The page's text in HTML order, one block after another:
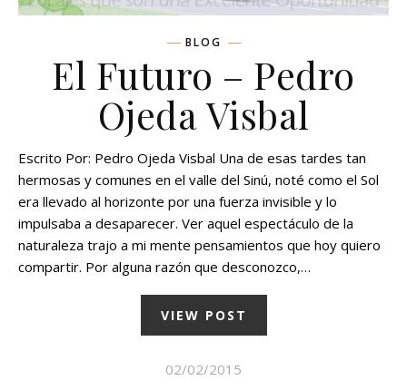
BLOG
El Futuro – Pedro
Ojeda Visbal
Escrito Por: Pedro Ojeda Visbal Una de esas tardes tan
hermosas y comunes en el valle del Sinú, noté como el Sol
era llevado al horizonte por una fuerza invisible y lo
impulsaba a desaparecer. Ver aquel espectáculo de la
naturaleza trajo a mi mente pensamientos que hoy quiero
compartir. Por alguna razón que desconozco,…
VIEW POST
02/02/2015